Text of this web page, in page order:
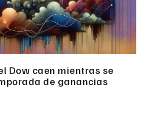
Dow caen mientras se
de ganancias